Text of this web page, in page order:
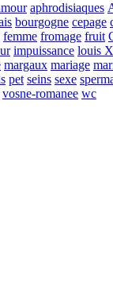
aphrodisiaques
bourgogne cepage
femme fromage fruit
impuissance louis
margaux mariage
pet seins sexe
vosne-romanee wc